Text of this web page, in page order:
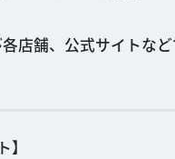
店舗、公式サイトなど
】